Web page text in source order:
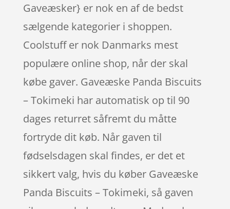
Gaveæsker} er nok en af de bedst
sælgende kategorier i shoppen.
Coolstuff er nok Danmarks mest
populære online shop, når der skal
købe gaver. Gaveæske Panda Biscuits
– Tokimeki har automatisk op til 90
dages returret såfremt du måtte
fortryde dit køb. Når gaven til
fødselsdagen skal findes, er det et
sikkert valg, hvis du køber Gaveæske
Panda Biscuits – Tokimeki, så gaven